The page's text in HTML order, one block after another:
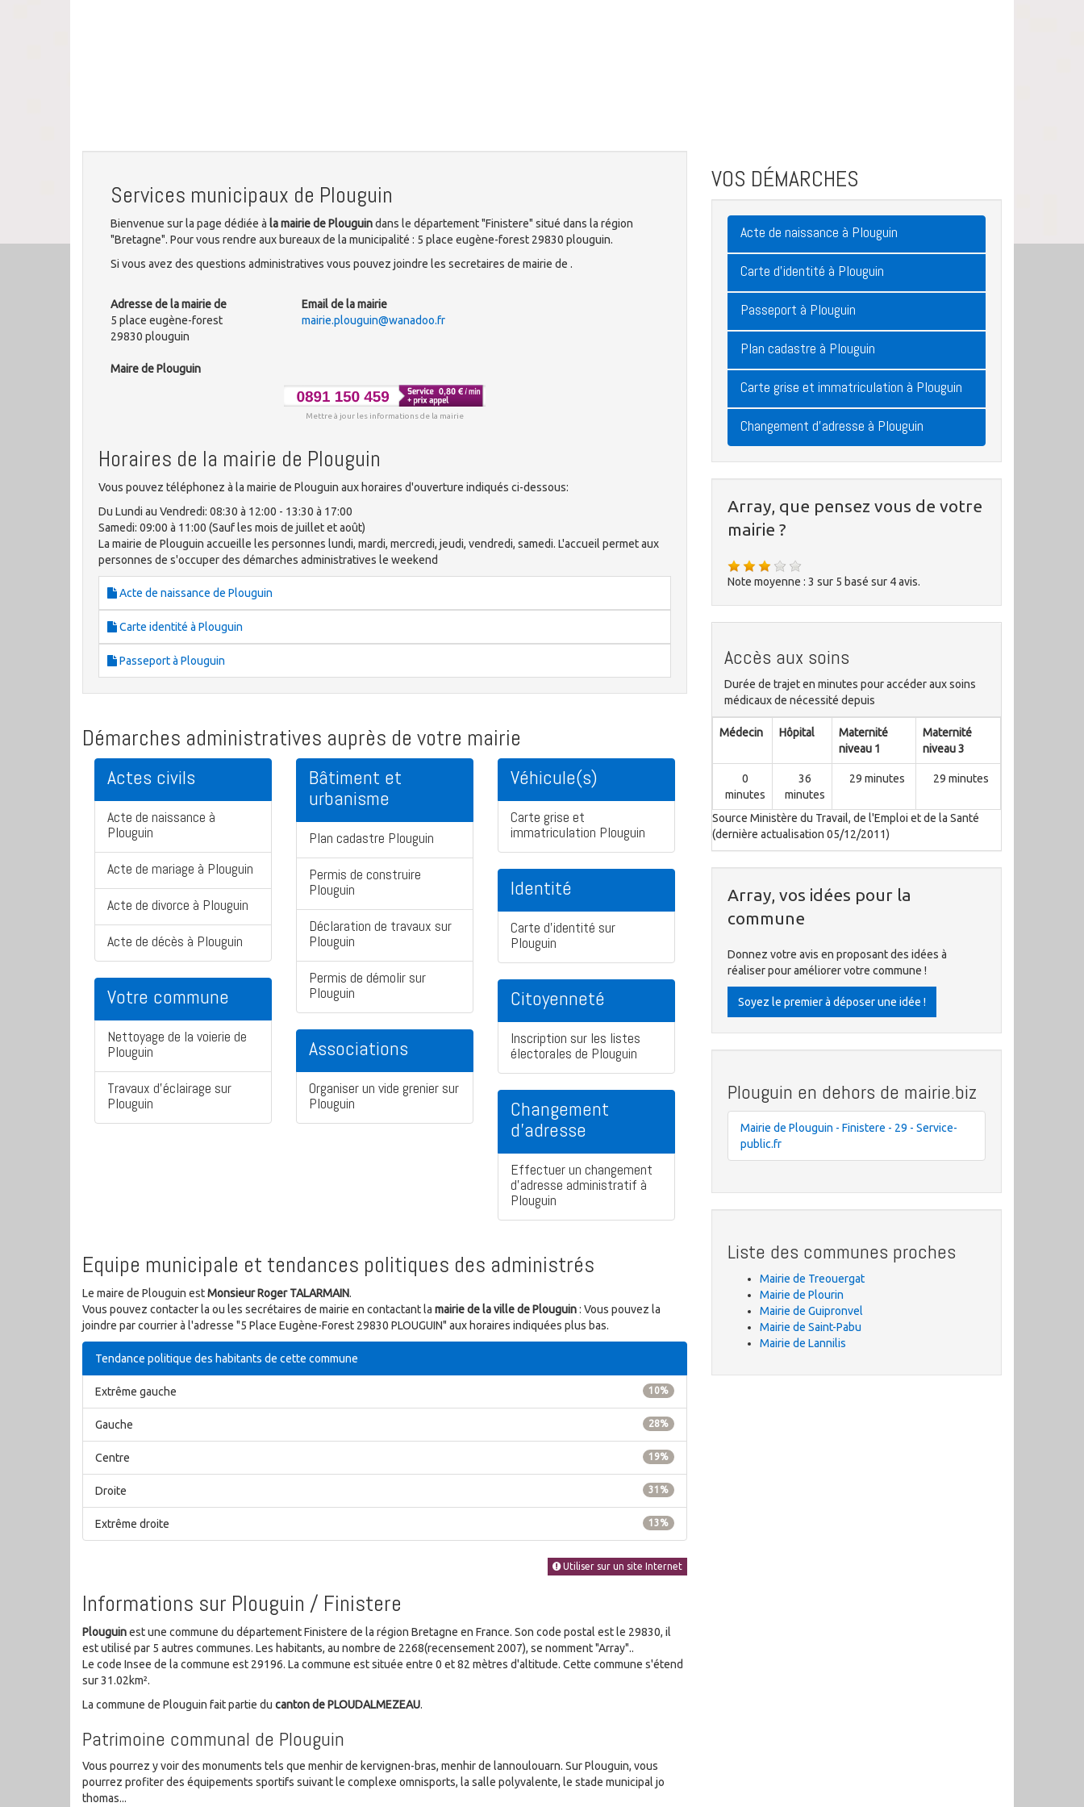
Services municipaux de Plouguin
Bienvenue sur la page dédiée à la mairie de Plouguindans le département "Finistere" situé dans la région
"Bretagne". Pour vous rendre aux bureaux de la municipalité : 5 place eugène-forest 29830 plouguin.
Si vous avez des questions administratives vous pouvez joindre les secretaires de mairie de .
Adresse de la mairie de
5 place eugène-forest
29830 plouguin
Maire de Plouguin
Email de la mairie
mairie.plouguin@wanadoo.fr
Mettre à jour les informations de la mairie
Horaires de la mairie de Plouguin
Vous pouvez téléphonez à la mairie de Plouguin aux horaires d'ouverture indiqués ci-dessous:
Du Lundi au Vendredi: 08:30 à 12:00 - 13:30 à 17:00
Samedi: 09:00 à 11:00 (Sauf les mois de juillet et août)
La mairie de Plouguin accueille les personnes lundi, mardi, mercredi, jeudi, vendredi, samedi. L'accueil permet aux
personnes de s'occuper des démarches administratives le weekend
Acte de naissance de Plouguin
Carte identité à Plouguin
Passeport à Plouguin
Démarches administratives auprès de votre mairie
Actes civils
Acte de naissance à
Plouguin
Acte de mariage à Plouguin
Acte de divorce à Plouguin
Acte de décès à Plouguin
Votre commune
Nettoyage de la voierie de
Plouguin
Travaux d'éclairage sur
Plouguin
Bâtiment et
urbanisme
Plan cadastre Plouguin
Permis de construire
Plouguin
Déclaration de travaux sur
Plouguin
Permis de démolir sur
Plouguin
Associations
Organiser un vide grenier sur
Plouguin
Véhicule(s)
Carte grise et
immatriculation Plouguin
Identité
Carte d'identité sur
Plouguin
Citoyenneté
Inscription sur les listes
électorales de Plouguin
Changement
d'adresse
Effectuer un changement
d'adresse administratif à
Plouguin
Equipe municipale et tendances politiques des administrés
Le maire de Plouguin estMonsieur Roger TALARMAIN.
Vous pouvez contacter la ou les secrétaires de mairie en contactant la mairie de la ville de Plouguin: Vous pouvez la
joindre par courrier à l'adresse "5 Place Eugène-Forest 29830 PLOUGUIN" aux horaires indiquées plus bas.
Tendance politique des habitants de cette commune
10%
Extrême gauche
28%
Gauche
19%
Centre
31%
Droite
13%
Extrême droite
Utiliser sur un site Internet
Informations sur Plouguin / Finistere
Plouguinest une commune du département Finistere de la région Bretagne en France. Son code postal est le 29830, il
est utilisé par 5 autres communes. Les habitants, au nombre de 2268(recensement 2007), se nomment "Array"..
Le code Insee de la commune est 29196. La commune est située entre 0 et 82 mètres d'altitude. Cette commune s'étend
sur 31.02km².
La commune de Plouguin fait partie du canton de PLOUDALMEZEAU.
Patrimoine communal de Plouguin
Vous pourrez y voir des monuments tels que menhir de kervignen-bras, menhir de lannoulouarn. Sur Plouguin, vous
pourrez profiter des équipements sportifs suivant le complexe omnisports, la salle polyvalente, le stade municipal jo
thomas...
VOS DÉMARCHES
Acte de naissance à Plouguin
Carte d'identité à Plouguin
Passeport à Plouguin
Plan cadastre à Plouguin
Carte grise et immatriculation à Plouguin
Changement d'adresse à Plouguin
Array, que pensez vous de votre
mairie ?
Note moyenne : 3 sur 5 basé sur 4avis.
Accès aux soins
Durée de trajet en minutes pour accéder aux soins
médicaux de nécessité depuis
Médecin Hôpital
Maternité
niveau 1
Maternité
niveau 3
0
minutes
36
minutes
29 minutes 29 minutes
Source Ministère du Travail, de l'Emploi et de la Santé
(dernière actualisation 05/12/2011)
Array, vos idées pour la
commune
Donnez votre avis en proposant des idées à
réaliser pour améliorer votre commune !
Soyez le premier à déposer une idée !
Plouguin en dehors de mairie.biz
Mairie de Plouguin - Finistere - 29 - Service-
public.fr
Liste des communes proches
Mairie de Treouergat
Mairie de Plourin
Mairie de Guipronvel
Mairie de Saint-Pabu
Mairie de Lannilis